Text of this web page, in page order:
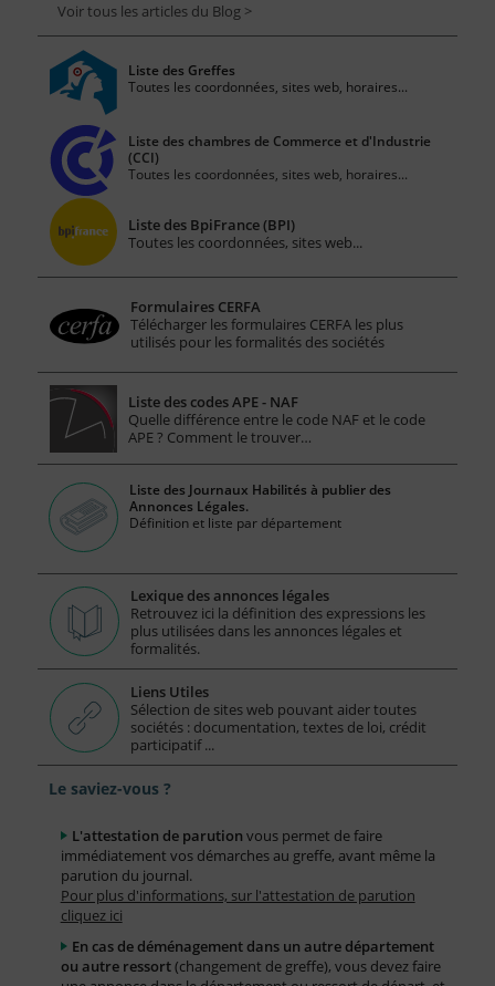
Voir tous les articles du Blog >
Liste des Greffes
Toutes les coordonnées, sites web, horaires...
Liste des chambres de Commerce et d'Industrie
(CCI)
Toutes les coordonnées, sites web, horaires...
Liste des BpiFrance (BPI)
Toutes les coordonnées, sites web...
Formulaires CERFA
Télécharger les formulaires CERFA les plus
utilisés pour les formalités des sociétés
Liste des codes APE - NAF
Quelle différence entre le code NAF et le code
APE ? Comment le trouver…
Liste des Journaux Habilités à publier des
Annonces Légales.
Définition et liste par département
Lexique des annonces légales
Retrouvez ici la définition des expressions les
plus utilisées dans les annonces légales et
formalités.
Liens Utiles
Sélection de sites web pouvant aider toutes
sociétés : documentation, textes de loi, crédit
participatif ...
Le saviez-vous ?
L'attestation de parution vous permet de faire
immédiatement vos démarches au greffe, avant même la
parution du journal.
Pour plus d'informations, sur l'attestation de parution
cliquez ici
En cas de déménagement dans un autre département
ou autre ressort(changement de greffe), vous devez faire